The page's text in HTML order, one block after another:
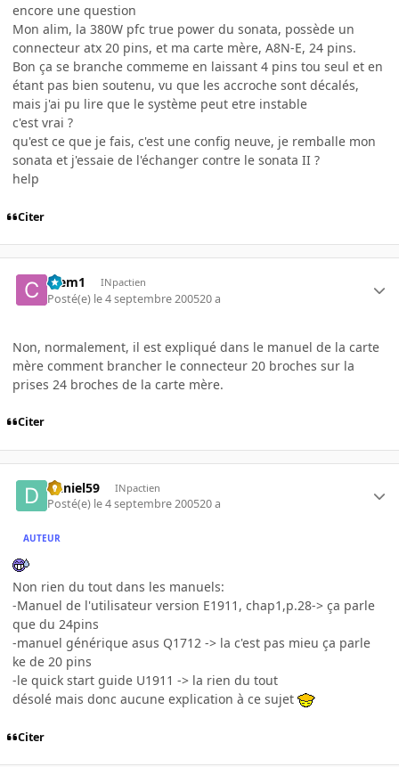
encore une question
Mon alim, la 380W pfc true power du sonata, possède un
connecteur atx 20 pins, et ma carte mère, A8N-E, 24 pins.
Bon ça se branche commeme en laissant 4 pins tou seul et en
étant pas bien soutenu, vu que les accroche sont décalés,
mais j'ai pu lire que le système peut etre instable
c'est vrai ?
qu'est ce que je fais, c'est une config neuve, je remballe mon
sonata et j'essaie de l'échanger contre le sonata II ?
help
Citer
Clem1 INpactien
Posté(e) le 4 septembre 200520 a
Non, normalement, il est expliqué dans le manuel de la carte
mère comment brancher le connecteur 20 broches sur la
prises 24 broches de la carte mère.
Citer
Daniel59 INpactien
Posté(e) le 4 septembre 200520 a
AUTEUR
Non rien du tout dans les manuels:
-Manuel de l'utilisateur version E1911, chap1,p.28-> ça parle
que du 24pins
-manuel générique asus Q1712 -> la c'est pas mieu ça parle
ke de 20 pins
-le quick start guide U1911 -> la rien du tout
désolé mais donc aucune explication à ce sujet
Citer